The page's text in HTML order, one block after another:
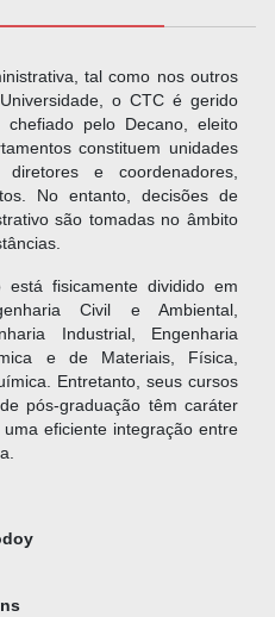
tal como nos outros
o CTC é gerido
pelo Decano, eleito
constituem unidades
e coordenadores,
No entanto, decisões de
são tomadas no âmbito
fisicamente dividido em
Civil e Ambiental,
Industrial, Engenharia
e de Materiais, Física,
Entretanto, seus cursos
pós-graduação têm caráter
eficiente integração entre